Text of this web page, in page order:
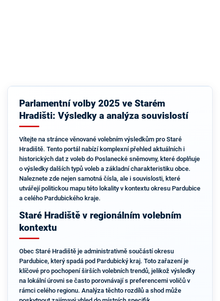
Parlamentní volby 2025 ve Starém
Hradišti: Výsledky a analýza souvislostí
Vítejte na stránce věnované volebním výsledkům pro Staré
Hradiště. Tento portál nabízí komplexní přehled aktuálních i
historických dat z voleb do Poslanecké sněmovny, které doplňuje
o výsledky dalších typů voleb a základní charakteristiku obce.
Naleznete zde nejen samotná čísla, ale i souvislosti, které
utvářejí politickou mapu této lokality v kontextu okresu Pardubice
a celého Pardubického kraje.
Staré Hradiště v regionálním volebním
kontextu
Obec Staré Hradiště je administrativně součástí okresu
Pardubice, který spadá pod Pardubický kraj. Toto zařazení je
klíčové pro pochopení širších volebních trendů, jelikož výsledky
na lokální úrovni se často porovnávají s preferencemi voličů v
rámci celého regionu. Analýza těchto rozdílů a shod může